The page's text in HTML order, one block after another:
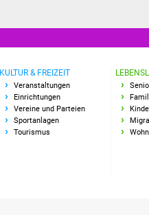
KULTUR & FREIZEIT
Veranstaltungen
Einrichtungen
Vereine und Parteien
Sportanlagen
Tourismus